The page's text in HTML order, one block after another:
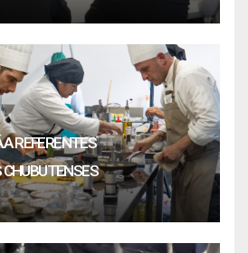
REFERENTES